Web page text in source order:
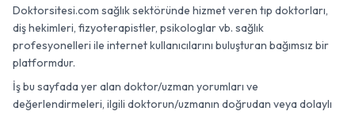
Doktorsitesi.com sağlık sektöründe hizmet veren tıp doktorları,
diş hekimleri, fizyoterapistler, psikologlar vb. sağlık
profesyonelleri ile internet kullanıcılarını buluşturan bağımsız bir
platformdur.
İş bu sayfada yer alan doktor/uzman yorumları ve
değerlendirmeleri, ilgili doktorun/uzmanın doğrudan veya dolaylı